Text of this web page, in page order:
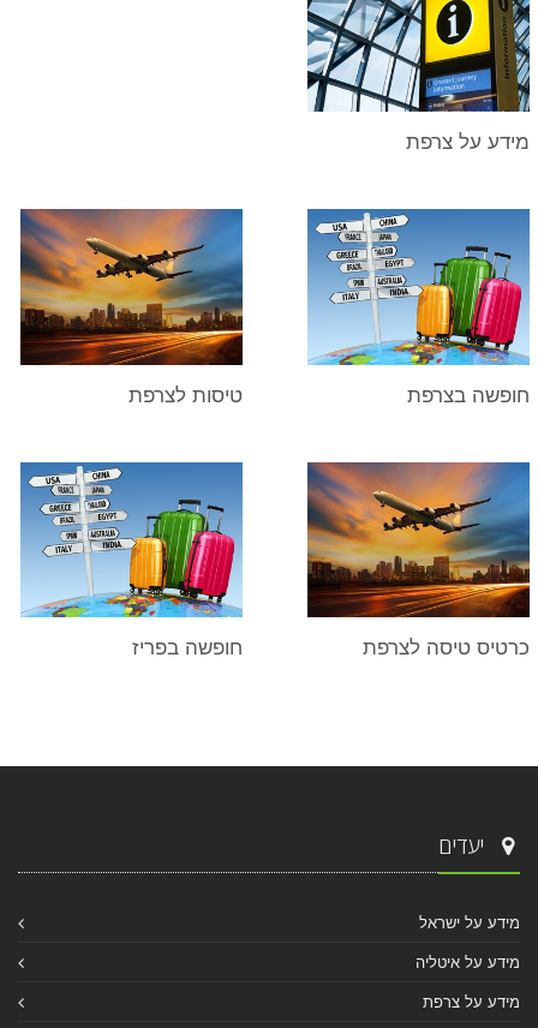
מידע על צרפת
חופשה בצרפת טיסות לצרפת
כרטיס טיסה לצרפת חופשה בפריז
יעדים
מידע על ישראל
מידע על איטליה
מידע על צרפת